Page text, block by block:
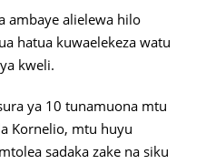
ambaye alielewa hilo
hatua kuwaelekeza watu
kweli.
ya 10 tunamuona mtu
Kornelio, mtu huyu
sadaka zake na siku